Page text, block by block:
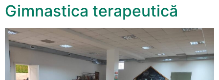
Gimnastica terapeutică